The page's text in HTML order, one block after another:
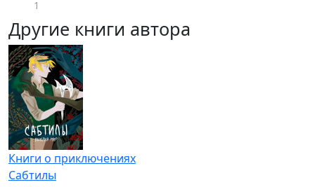
1
Другие книги автора
Книги о приключениях
Сабтилы